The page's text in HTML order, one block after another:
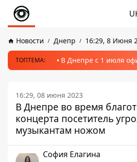
Новости Днепр 16:29, 8 Июня
ТОПТЕМА: В Днепре с 1 июля
16:29, 08 июня 2023
В Днепре во время
концерта посетитель
музыкантам ножом
София Елагина